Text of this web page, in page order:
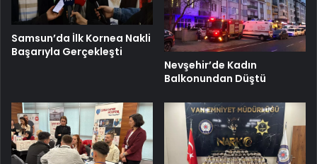
Samsun’da İlk Kornea Nakli
Başarıyla Gerçekleşti
Nevşehir’de Kadın
Balkonundan Düştü